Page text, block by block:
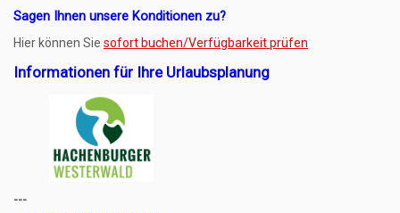
Sagen Ihnen unsere Konditionen zu?
Hier können Sie sofort buchen/Verfügbarkeit prüfen
Informationen für Ihre Urlaubsplanung
---